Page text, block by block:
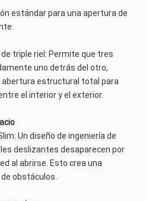
estándar para una apertura de
triple riel: Permite que tres
uno detrás del otro,
abertura estructural total para
el interior y el exterior.
Un diseño de ingeniería de
deslizantes desaparecen por
al abrirse. Esto crea una
obstáculos.